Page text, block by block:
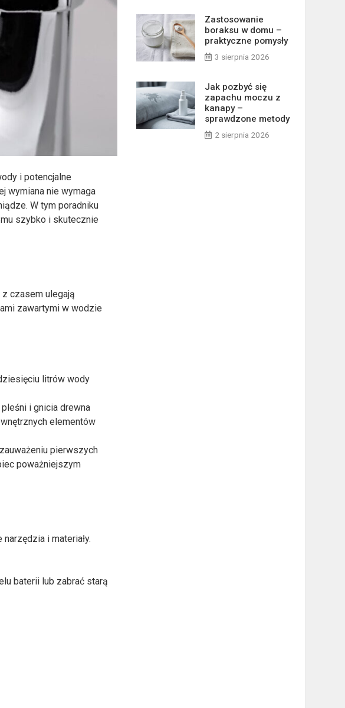
i potencjalne
wymiana nie wymaga
W tym poradniku
szybko i skutecznie
czasem ulegają
zawartymi w wodzie
litrów wody
i gnicia drewna
elementów
pierwszych
poważniejszym
i materiały.
baterii lub zabrać starą
Zastosowanie
boraksu w domu –
praktyczne pomysły
3 sierpnia 2026
Jak pozbyć się
zapachu moczu z
kanapy –
sprawdzone metody
2 sierpnia 2026